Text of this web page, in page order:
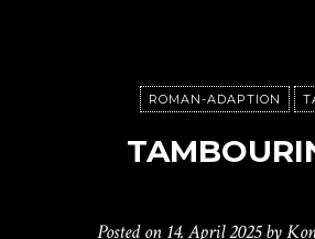
ROMAN-ADAPTION
Posted on 14. April 2025 by